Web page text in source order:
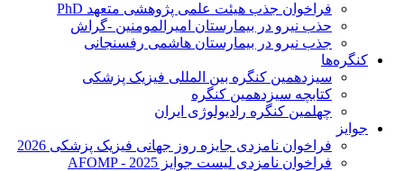
فراخوان جذب هیئت علمی پژوهشی متعهد PhD
حذب نیرو در بیمارستان امیرالمومنین -گراش
جذب نیرو در بیمارستان هاشمی رفسنجانی
کنگره‌ها
سیزدهمین کنگره بین المللی فیزیک پزشکی
کتابچه سیزدهمین کنگره
چهلمین کنگره رادیولوژی ایران
جوایز
فراخوان نامزدی جایزه روز جهانی فیزیک پزشکی 2026
فراخوان نامزدی لیست جوایز AFOMP - 2025